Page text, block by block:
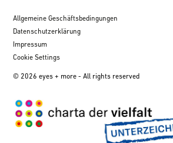
Allgemeine Geschäftsbedingungen
Datenschutzerklärung
Impressum
Cookie Settings
© 2026 eyes + more - All rights reserved